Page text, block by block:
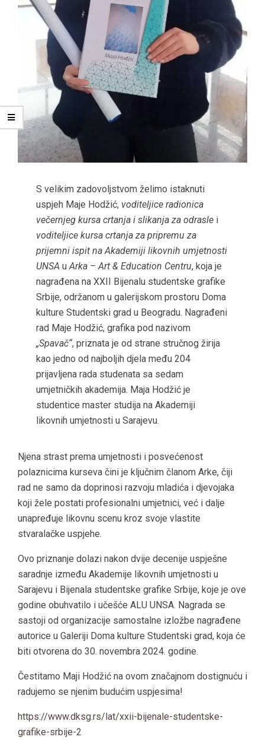
S velikim zadovoljstvom želimo istaknuti
uspjeh Maje Hodžić, voditeljice radionica
večernjeg kursa crtanja i slikanja za odrasle i
voditeljice kursa crtanja za pripremu za
prijemni ispit na Akademiji likovnih umjetnosti
UNSA uArka – Art & Education Centru, koja je
nagrađena na XXII Bijenalu studentske grafike
Srbije, održanom u galerijskom prostoru Doma
kulture Studentski grad u Beogradu. Nagrađeni
rad Maje Hodžić, grafika pod nazivom
„Spavač“, priznata je od strane stručnog žirija
kao jedno od najboljih djela među 204
prijavljena rada studenata sa sedam
umjetničkih akademija. Maja Hodžić je
studentice master studija na Akademiji
likovnih umjetnosti u Sarajevu.
Njena strast prema umjetnosti i posvećenost
polaznicima kurseva čini je ključnim članom Arke, čiji
rad ne samo da doprinosi razvoju mladića i djevojaka
koji žele postati profesionalni umjetnici, već i dalje
unapređuje likovnu scenu kroz svoje vlastite
stvaralačke uspjehe.
Ovo priznanje dolazi nakon dvije decenije uspješne
saradnje između Akademije likovnih umjetnosti u
Sarajevu i Bijenala studentske grafike Srbije, koje je ove
godine obuhvatilo i učešće ALU UNSA. Nagrada se
sastoji od organizacije samostalne izložbe nagrađene
autorice u Galeriji Doma kulture Studentski grad, koja će
biti otvorena do 30. novembra 2024. godine.
Čestitamo Maji Hodžić na ovom značajnom dostignuću i
radujemo se njenim budućim uspjesima!
https://www.dksg.rs/lat/xxii-bijenale-studentske-
grafike-srbije-2